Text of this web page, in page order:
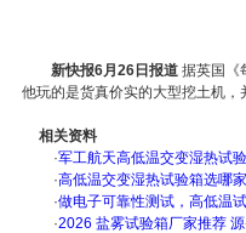
新快报6月26日报道据英国《
他玩的是货真价实的大型挖土机
相关资料
·军工航天高低温交变湿热试
·高低温交变湿热试验箱选哪
·做电子可靠性测试，高低温
·2026 盐雾试验箱厂家推荐